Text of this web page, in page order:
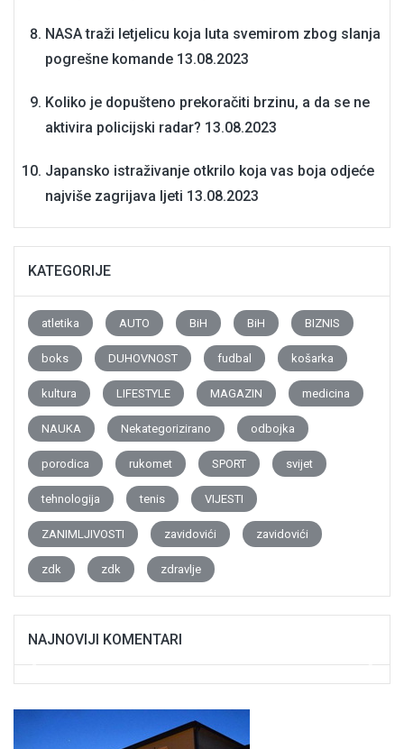
NASA traži letjelicu koja luta svemirom zbog slanja
pogrešne komande 13.08.2023
Koliko je dopušteno prekoračiti brzinu, a da se ne
aktivira policijski radar? 13.08.2023
Japansko istraživanje otkrilo koja vas boja odjeće
najviše zagrijava ljeti 13.08.2023
KATEGORIJE
atletika AUTO BiH BiH BIZNIS
boks DUHOVNOST fudbal košarka
kultura LIFESTYLE MAGAZIN medicina
NAUKA Nekategorizirano odbojka
porodica rukomet SPORT svijet
tehnologija tenis VIJESTI
ZANIMLJIVOSTI zavidovići zavidovići
zdk zdk zdravlje
NAJNOVIJI KOMENTARI